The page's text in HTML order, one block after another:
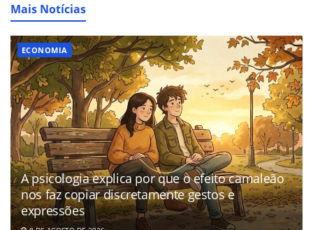
Mais Notícias
ECONOMIA
A psicologia explica por que o efeito camaleão
nos faz copiar discretamente gestos e
expressões